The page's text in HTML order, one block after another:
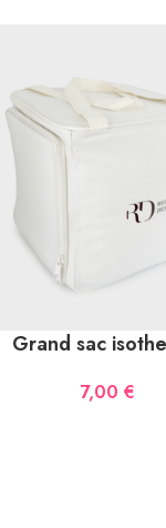
Grand sac
7,00€